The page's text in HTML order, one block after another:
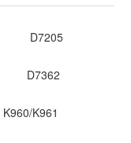
D7205
D7362
K960/K961